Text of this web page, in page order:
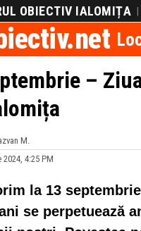
OBIECTIV IALOMIȚA |
–
M.
4:25 PM
la 13
se perpetuează